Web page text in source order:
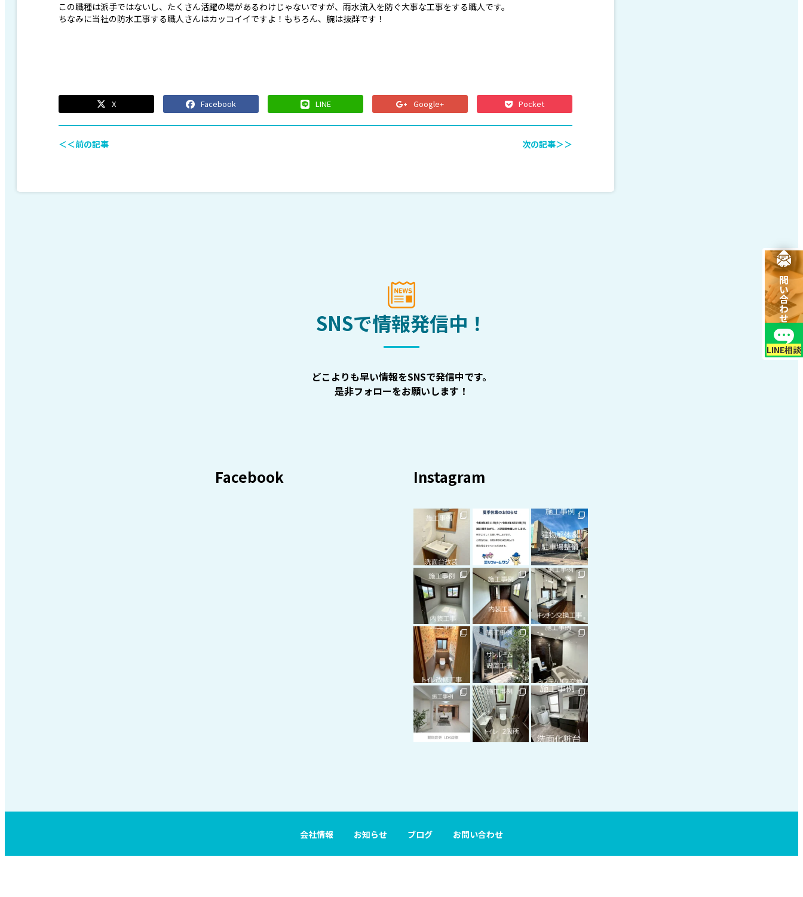
この職種は派手ではないし、たくさん活躍の場があるわけじゃないですが、雨水流入を防ぐ大事な工事をする職人です。
ちなみに当社の防水工事する職人さんはカッコイイですよ！もちろん、腕は抜群です！
X Facebook LINE Google+ Pocket
＜＜前の記事 次の記事＞＞
SNSで情報発信中！
どこよりも早い情報をSNSで発信中です。
是非フォローをお願いします！
Facebook Instagram
会社情報 お知らせ ブログ お問い合わせ
お問い合わせ
LINE相談